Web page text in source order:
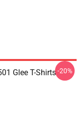
Glee T-Shirts-20%